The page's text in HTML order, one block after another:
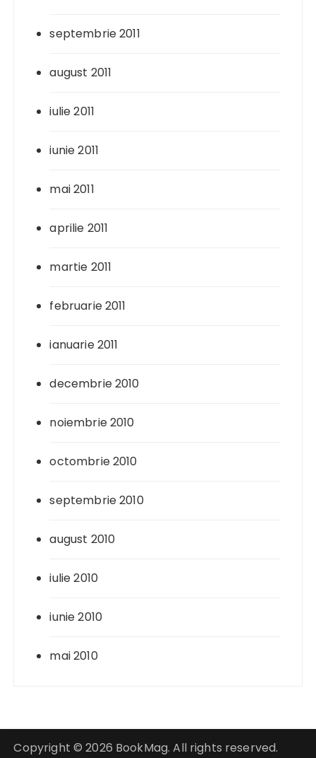
septembrie 2011
august 2011
iulie 2011
iunie 2011
mai 2011
aprilie 2011
martie 2011
februarie 2011
ianuarie 2011
decembrie 2010
noiembrie 2010
octombrie 2010
septembrie 2010
august 2010
iulie 2010
iunie 2010
mai 2010
Copyright © 2026 BookMag. All rights reserved.